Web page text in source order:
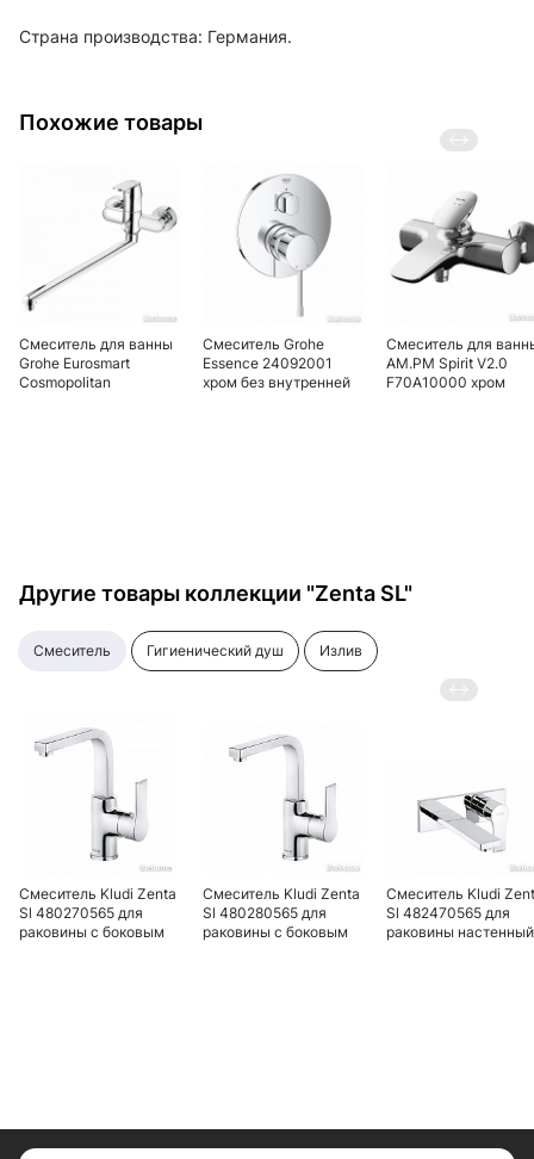
Страна производства: Германия.
Похожие товары
Смеситель для ванны
Grohe Eurosmart
Cosmopolitan
Смеситель Grohe
Essence 24092001
хром без внутренней
Смеситель для
AM.PM Spirit V2.0
F70A10000 хром
Другие товары коллекции "Zenta SL"
смеситель гигиенический душ излив
Смеситель Kludi Zenta
Sl 480270565 для
раковины с боковым
Смеситель Kludi Zenta
Sl 480280565 для
раковины с боковым
Смеситель Kludi
Sl 482470565 для
раковины